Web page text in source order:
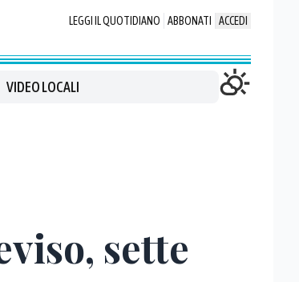
LEGGI IL QUOTIDIANO ABBONATI ACCEDI
VIDEO LOCALI
sette